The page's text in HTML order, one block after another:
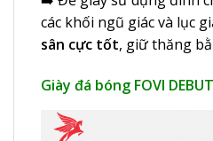
các khối ngũ giác và lục
sân cực tốt, giữ thăng
Giày đá bóng FOVI